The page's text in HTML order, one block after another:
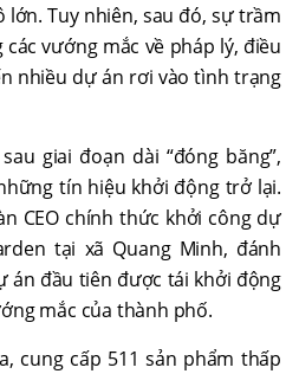
lớn. Tuy nhiên, sau đó, sự trầm
vướng mắc về pháp lý, điều
nhiều dự án rơi vào tình trạng
giai đoạn dài “đóng băng”,
tín hiệu khởi động trở lại.
CEO chính thức khởi công dự
tại xã Quang Minh, đánh
án đầu tiên được tái khởi động
mắc của thành phố.
cung cấp 511 sản phẩm thấp